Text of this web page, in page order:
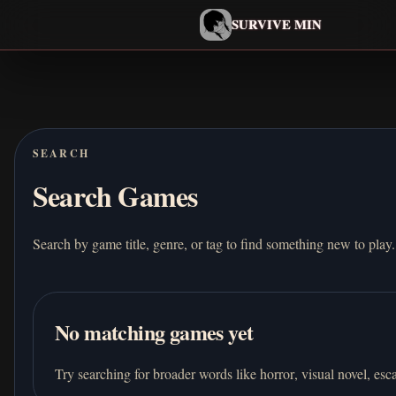
SURVIVE MIN
Jugar
Inicio
Todos los Juegos
SEARCH
Search Games
Search by game title, genre, or tag to find something new to play.
No matching games yet
Try searching for broader words likehorror, visual novel,